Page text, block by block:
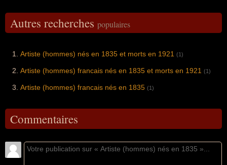
Autres recherches populaires
Artiste (hommes) nés en 1835 et morts en 1921 (1)
Artiste (hommes) francais nés en 1835 et morts en 1921 (1)
Artiste (hommes) francais nés en 1835 (1)
Commentaires